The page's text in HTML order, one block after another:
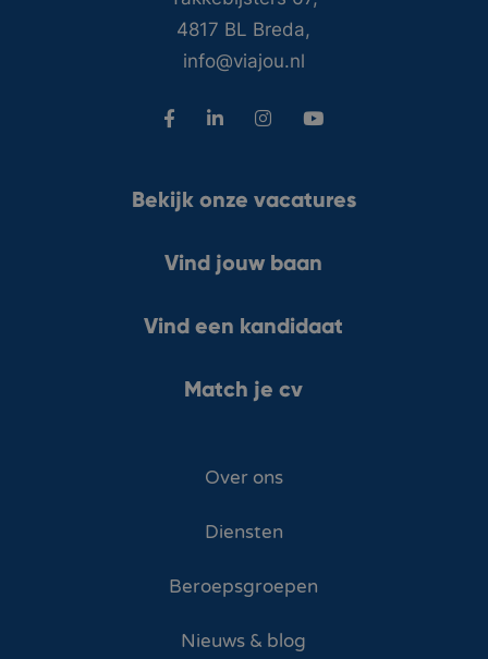
4817 BL Breda,
info@viajou.nl
Bekijk onze vacatures
Vind jouw baan
Vind een kandidaat
Match je cv
Over ons
Diensten
Beroepsgroepen
Nieuws & blog